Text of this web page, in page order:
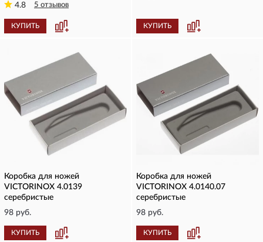
4.8
5 отзывов
КУПИТЬ КУПИТЬ
Коробка для ножей
VICTORINOX 4.0139
серебристые
98 руб.
КУПИТЬ
Коробка для ножей
VICTORINOX 4.0140.07
серебристые
98 руб.
КУПИТЬ